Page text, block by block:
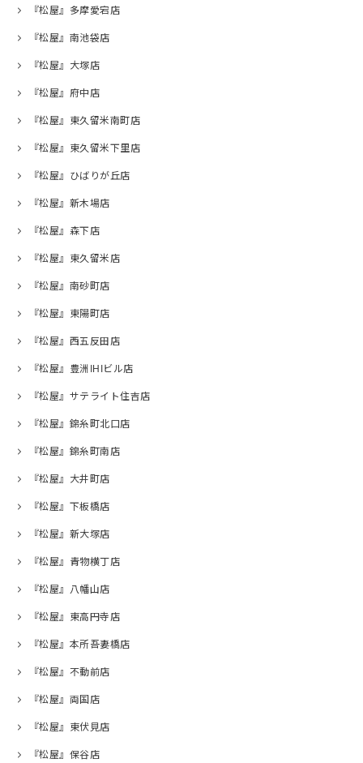
『松屋』多摩愛宕店
『松屋』南池袋店
『松屋』大塚店
『松屋』府中店
『松屋』東久留米南町店
『松屋』東久留米下里店
『松屋』ひばりが丘店
『松屋』新木場店
『松屋』森下店
『松屋』東久留米店
『松屋』南砂町店
『松屋』東陽町店
『松屋』西五反田店
『松屋』豊洲IHIビル店
『松屋』サテライト住吉店
『松屋』錦糸町北口店
『松屋』錦糸町南店
『松屋』大井町店
『松屋』下板橋店
『松屋』新大塚店
『松屋』青物横丁店
『松屋』八幡山店
『松屋』東高円寺店
『松屋』本所吾妻橋店
『松屋』不動前店
『松屋』両国店
『松屋』東伏見店
『松屋』保谷店